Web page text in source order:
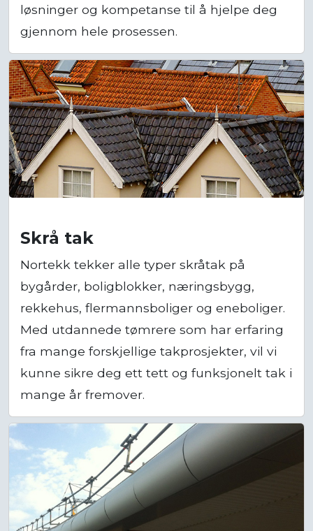
løsninger og kompetanse til å hjelpe deg
gjennom hele prosessen.
Skrå tak
Nortekk tekker alle typer skråtak på
bygårder, boligblokker, næringsbygg,
rekkehus, flermannsboliger og eneboliger.
Med utdannede tømrere som har erfaring
fra mange forskjellige takprosjekter, vil vi
kunne sikre deg ett tett og funksjonelt tak i
mange år fremover.